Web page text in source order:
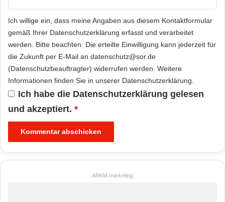
Ich willige ein, dass meine Angaben aus diesem Kontaktformular
gemäß Ihrer Datenschutzerklärung erfasst und verarbeitet
werden. Bitte beachten: Die erteilte Einwilligung kann jederzeit für
die Zukunft per E-Mail an datenschutz@sor.de
(Datenschutzbeauftragter) widerrufen werden. Weitere
Informationen finden Sie in unserer Datenschutzerklärung
Ich habe die Datenschutzerklärung gelesen
und akzeptiert. *
ARKM.marketing